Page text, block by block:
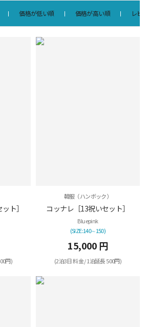
価格が低い順 価格が高い順 レビ
ト］
円)
韓服（ハンボック）
コッナレ［13祝いセット］
Bluepink
(SIZE:140∼150)
15,000 円
(2泊3日 料金 / 1泊延長 500円)